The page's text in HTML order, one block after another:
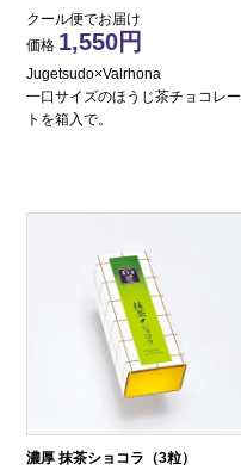
クール便でお届け
価格 1,550
Jugetsudo×Valrhona
一口サイズのほうじ茶チョコレー
トを箱入で。
濃厚 抹茶ショコラ（3粒）